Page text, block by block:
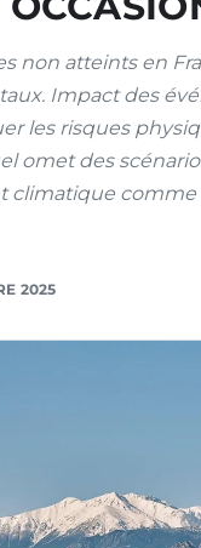
non atteints en
Impact des
les risques
omet des
climatique
2025